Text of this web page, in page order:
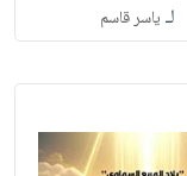
لـ ياسر قاسم